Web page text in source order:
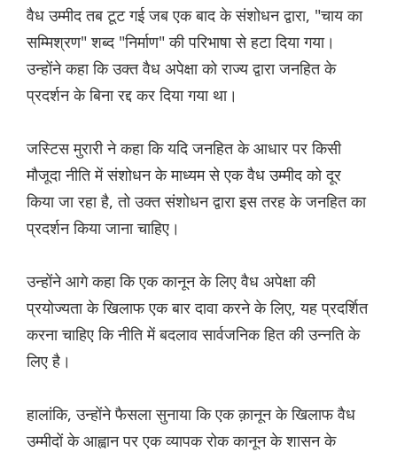
वैध उम्मीद तब टूट गई जब एक बाद के संशोधन द्वारा, "चाय का
सम्मिश्रण" शब्द "निर्माण" की परिभाषा से हटा दिया गया।
उन्होंने कहा कि उक्त वैध अपेक्षा को राज्य द्वारा जनहित के
प्रदर्शन के बिना रद्द कर दिया गया था।
जस्टिस मुरारी ने कहा कि यदि जनहित के आधार पर किसी
मौजूदा नीति में संशोधन के माध्यम से एक वैध उम्मीद को दूर
किया जा रहा है, तो उक्त संशोधन द्वारा इस तरह के जनहित का
प्रदर्शन किया जाना चाहिए।
उन्होंने आगे कहा कि एक कानून के लिए वैध अपेक्षा की
प्रयोज्यता के खिलाफ एक बार दावा करने के लिए, यह प्रदर्शित
करना चाहिए कि नीति में बदलाव सार्वजनिक हित की उन्नति के
लिए है।
हालांकि, उन्होंने फैसला सुनाया कि एक क़ानून के खिलाफ वैध
उम्मीदों के आह्वान पर एक व्यापक रोक कानून के शासन के